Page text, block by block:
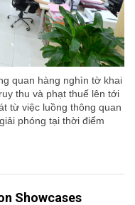
quan hàng nghìn tờ khai
thu và phạt thuế lên tới
từ việc luồng thông quan
phóng tại thời điểm
Showcases